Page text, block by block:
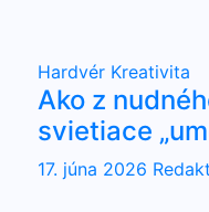
Hardvér Kreativita
Ako z
svietiace
17. júna 2026